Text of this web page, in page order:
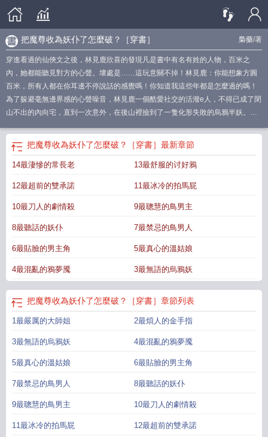
梟藥/著
把魔尊收為妖仆了怎麼破？［穿書］
穿進看過的仙俠文之後，林見鹿欣喜的發現凡是書中有名有姓的人物，百米之
內，她都能聽見對方的心聲。壞處是……這玩意關不掉！林見鹿：你能想象方圓
百米，所有人都在你耳邊不停說話的感覺嗎！你知道我這些年都是怎麼過的嗎！
為了躲避毫無邊界感的心聲噪音，林見鹿一個酷愛社交的活潑e人，不得已成了閉
山不出的內向宅，直到一次意外，在後山裡撿到了一隻化形失敗的烏鴉半妖。半
名有姓的正經角色，就是個背影npc！憋了幾十年的林見鹿八卦之魂熊熊燃燒，將
小半妖當作活體樹洞，整天對着它的烏鴉原形說個不停——“你知道嗎？這世界是
個狗血的師徒戀虐文！刀子賊多的那種！”“還有個大反派，一個想要毀滅世界的變
一塊陪葬，他是什麼缺愛病嬌嗎？”烏鴉半妖沉寂無言，幽黑的眼珠深不可測，閃
爍着陰涼的波光。林見鹿一開始：瞧瞧這智慧的眼神，烏鴉果然智商最高的鳥
日子，在林見鹿得知半妖烏鴉，就是魔尊化身後戛然而止。怎麼可能！這書裡凡
是有名有姓的我都能聽見……不對！那個魔宗就叫魔宗，原書作者沒說他的名
聲音微妙：“你叫我小鴉鴉。”說着，他微微挑眉，又叫一聲：“主人。”【文案寫與
2024.1.20已截圖】
把魔尊收為妖仆了怎麼破？［穿書］ 最新章節
14最淒慘的常長老 13最舒服的讨好鴉
12最超前的雙承諾 11最冰冷的拍馬屁
10最刀人的劇情殺 9最聰慧的鳥男主
8最聽話的妖仆 7最禁忌的鳥男人
6最貼臉的男主角 5最真心的溫姑娘
4最混亂的鴉夢魇 3最無語的烏鴉妖
把魔尊收為妖仆了怎麼破？［穿書］ 章節列表
1最嚴厲的大師姐 2最煩人的金手指
3最無語的烏鴉妖 4最混亂的鴉夢魇
5最真心的溫姑娘 6最貼臉的男主角
7最禁忌的鳥男人 8最聽話的妖仆
9最聰慧的鳥男主 10最刀人的劇情殺
11最冰冷的拍馬屁 12最超前的雙承諾